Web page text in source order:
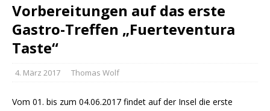
Vorbereitungen auf das erste
Gastro-Treffen „Fuerteventura
Taste“
4. März 2017 Thomas Wolf
Vom 01. bis zum 04.06.2017 findet auf der Insel die erste